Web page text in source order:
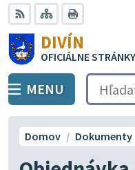
Preskočiť
na
obsah
RSS Mapa
DIVÍN
OFICIÁLNE STRÁNKY
PREPNÚŤ
MENU Hľadať:
Domov Dokumenty